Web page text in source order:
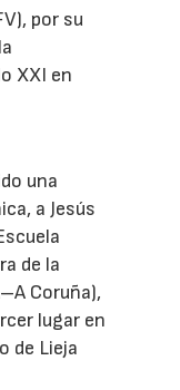
por su
XXI en
una
a Jesús
de la
Coruña),
lugar en
de Lieja